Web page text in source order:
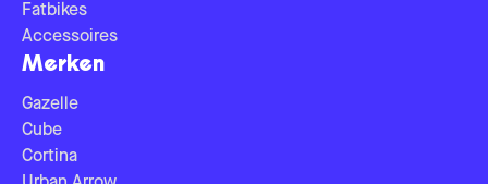
Fatbikes
Accessoires
Merken
Gazelle
Cube
Cortina